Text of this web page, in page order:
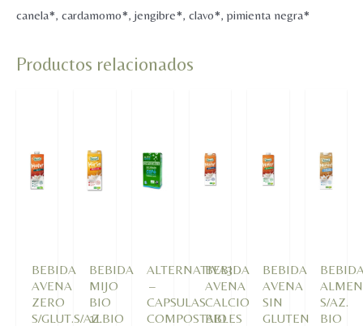
canela*, cardamomo*, jengibre*, clavo*, pimienta negra*
Productos relacionados
BEBIDA
AVENA
ZERO
S/GLUT.S/AZ.BIO
BEBIDA
MIJO
BIO
1L
ALTERNATIVA3
–
CAPSULAS
COMPOSTABLES
BEBIDA
AVENA
CALCIO
BIO
BEBIDA
AVENA
SIN
GLUTEN
S/AZ.
BIO